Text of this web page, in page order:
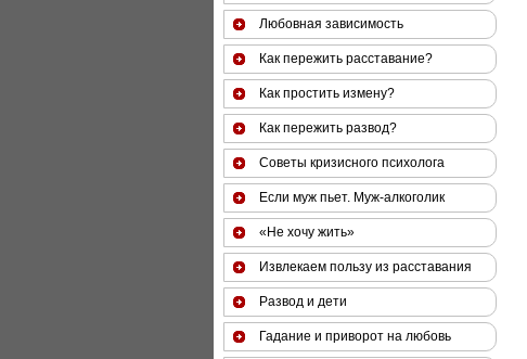
Любовная зависимость
Как пережить расставание?
Как простить измену?
Как пережить развод?
Советы кризисного психолога
Если муж пьет. Муж-алкоголик
«Не хочу жить»
Извлекаем пользу из расставания
Развод и дети
Гадание и приворот на любовь